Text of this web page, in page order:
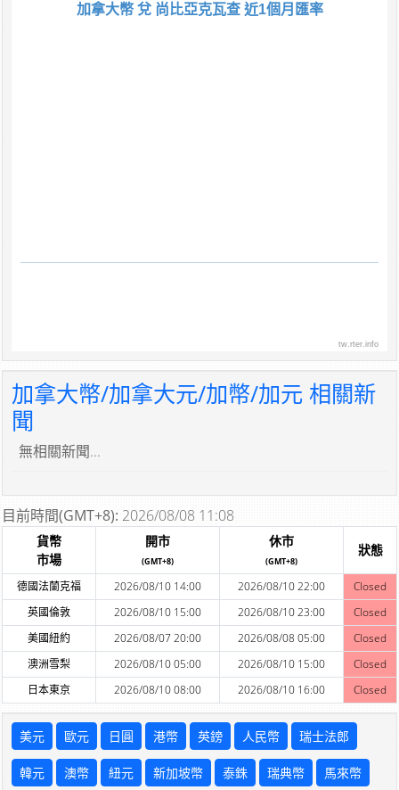
加拿大幣 兌 尚比亞克瓦查 近1個月匯率
tw.rter.info
加拿大幣/加拿大元/加幣/加元 相關新
聞
無相關新聞...
目前時間(GMT+8): 2026/08/08 11:08
貨幣
市場
開市
(GMT+8)
休市
(GMT+8)
狀態
德國法蘭克福 2026/08/10 14:00 2026/08/10 22:00
Closed
英國倫敦
2026/08/10 15:00 2026/08/10 23:00
Closed
美國紐約
2026/08/07 20:00 2026/08/08 05:00
Closed
澳洲雪梨
2026/08/10 05:00 2026/08/10 15:00
Closed
日本東京
2026/08/10 08:00 2026/08/10 16:00 Closed
美元 歐元 日圓 港幣 英鎊 人民幣 瑞士法郎
韓元 澳幣 紐元 新加坡幣 泰銖 瑞典幣 馬來幣